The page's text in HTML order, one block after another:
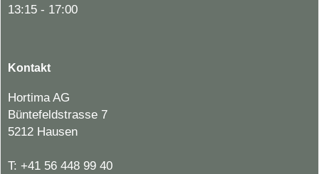
13:15 - 17:00
Kontakt
Hortima AG
Büntefeldstrasse 7
5212 Hausen
T: +41 56 448 99 40